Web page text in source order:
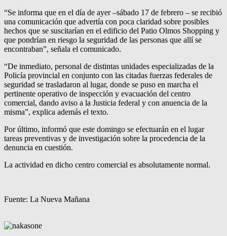
“Se informa que en el día de ayer –sábado 17 de febrero – se recibió
una comunicación que advertía con poca claridad sobre posibles
hechos que se suscitarían en el edificio del Patio Olmos Shopping y
que pondrían en riesgo la seguridad de las personas que allí se
encontraban”, señala el comunicado.
“De inmediato, personal de distintas unidades especializadas de la
Policía provincial en conjunto con las citadas fuerzas federales de
seguridad se trasladaron al lugar, donde se puso en marcha el
pertinente operativo de inspección y evacuación del centro
comercial, dando aviso a la Justicia federal y con anuencia de la
misma”, explica además el texto.
Por último, informó que este domingo se efectuarán en el lugar
tareas preventivas y de investigación sobre la procedencia de la
denuncia en cuestión.
La actividad en dicho centro comercial es absolutamente normal.
Fuente: La Nueva Mañana